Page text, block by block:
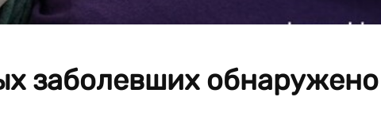
заболевших обнаружено